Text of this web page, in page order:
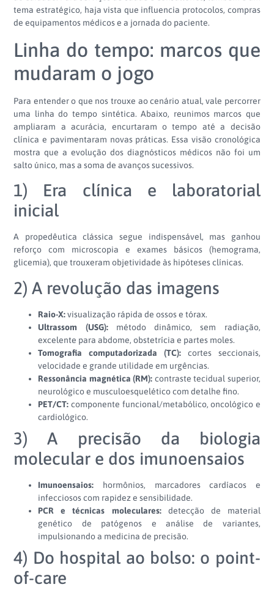
tema estratégico, haja vista que influencia protocolos, compras
de equipamentos médicos e a jornada do paciente.
Linha do tempo: marcos que
mudaram o jogo
Para entender o que nos trouxe ao cenário atual, vale percorrer
uma linha do tempo sintética. Abaixo, reunimos marcos que
ampliaram a acurácia, encurtaram o tempo até a decisão
clínica e pavimentaram novas práticas. Essa visão cronológica
mostra que a evolução dos diagnósticos médicos não foi um
salto único, mas a soma de avanços sucessivos.
1) Era clínica e laboratorial
inicial
A propedêutica clássica segue indispensável, mas ganhou
reforço com microscopia e exames básicos (hemograma,
glicemia), que trouxeram objetividade às hipóteses clínicas.
2) A revolução das imagens
Raio-X:visualização rápida de ossos e tórax.
Ultrassom (USG): método dinâmico, sem radiação,
excelente para abdome, obstetrícia e partes moles.
Tomografia computadorizada (TC): cortes seccionais,
velocidade e grande utilidade em urgências.
Ressonância magnética (RM): contraste tecidual superior,
neurológico e musculoesquelético com detalhe fino.
PET/CT: componente funcional/metabólico, oncológico e
cardiológico.
3) A precisão da biologia
molecular e dos imunoensaios
Imunoensaios: hormônios, marcadores cardíacos e
infecciosos com rapidez e sensibilidade.
PCR e técnicas moleculares:detecção de material
genético de patógenos e análise de variantes,
impulsionando a medicina de precisão.
4) Do hospital ao bolso: o point-
of-care